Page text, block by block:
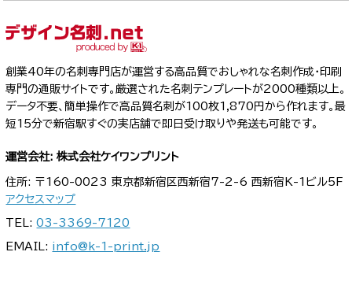
創業40年の名刺専門店が運営する高品質でおしゃれな名刺作成・印刷
専門の通販サイトです。厳選された名刺テンプレートが2000種類以上。
データ不要、簡単操作で高品質名刺が100枚1,870円から作れます。最
短15分で新宿駅すぐの実店舗で即日受け取りや発送も可能です。
運営会社: 株式会社ケイワンプリント
住所: 〒160-0023 東京都新宿区西新宿7-2-6 西新宿K-1ビル5F
アクセスマップ
TEL:03-3369-7120
EMAIL: info@k-1-print.jp